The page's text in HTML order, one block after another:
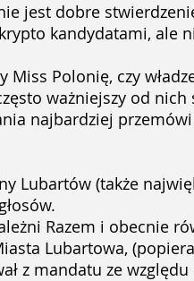
jest dobre
kandydatami, ale
Polonię, czy
ważniejszy od nich
najbardziej
Lubartów (także
Razem i obecnie
Lubartowa,
z mandatu ze